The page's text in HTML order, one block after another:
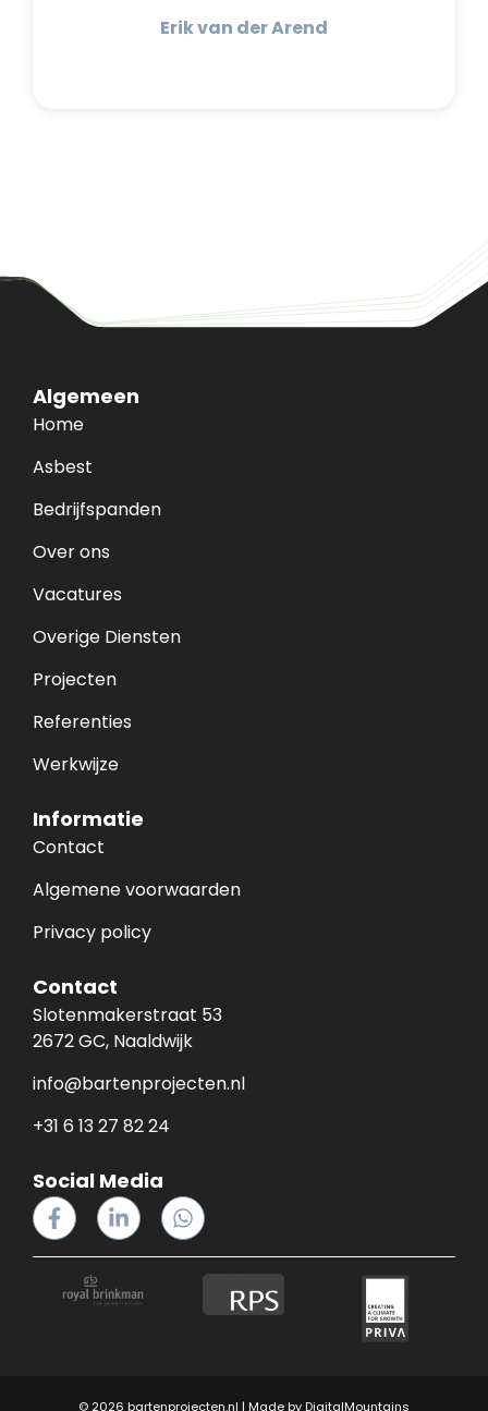
Erik van der Arend
Algemeen
Home
Asbest
Bedrijfspanden
Over ons
Vacatures
Overige Diensten
Projecten
Referenties
Werkwijze
Informatie
Contact
Algemene voorwaarden
Privacy policy
Contact
Slotenmakerstraat 53
2672 GC, Naaldwijk
info@bartenprojecten.nl
+31 6 13 27 82 24
Social Media
© 2026 bartenprojecten.nl | Made by DigitalMountains